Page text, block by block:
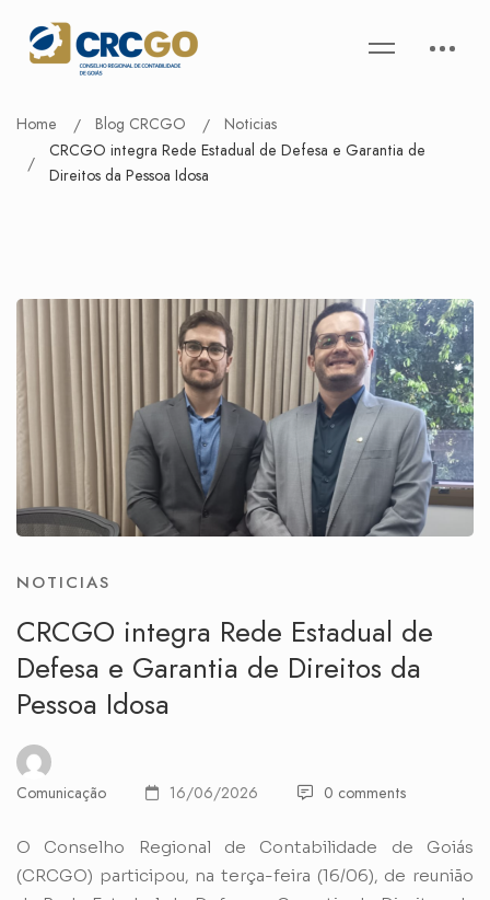
Home Blog CRCGO
Noticias
CRCGO integra Rede Estadual de Defesa e Garantia de
Direitos da Pessoa Idosa
NOTICIAS
CRCGO integra Rede Estadual de
Defesa e Garantia de Direitos da
Pessoa Idosa
Comunicação 16/06/2026 0 comments
O Conselho Regional de Contabilidade de Goiás
(CRCGO) participou, na terça-feira (16/06), de reunião